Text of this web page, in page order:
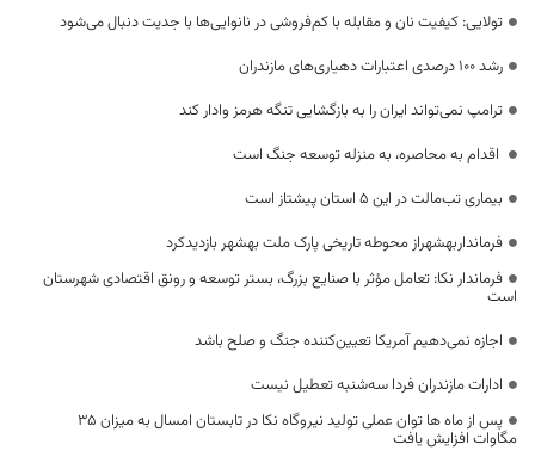
تولایی: کیفیت نان و مقابله با کم‌فروشی در نانوایی‌ها با جدیت دنبال می‌شود
رشد ۱۰۰ درصدی اعتبارات دهیاری‌های مازندران
ترامپ نمی‌تواند ایران را به بازگشایی تنگه هرمز وادار کند
اقدام به محاصره، به منزله توسعه جنگ است
بیماری تب‌مالت در این ۵ استان پیشتاز است
فرمانداربهشهراز محوطه تاریخی پارک ملت بهشهر بازدیدکرد
فرماندار نکا: تعامل مؤثر با صنایع بزرگ، بستر توسعه و رونق اقتصادی شهرستان
است
اجازه نمی‌دهیم آمریکا تعیین‌کننده جنگ و صلح باشد
ادارات مازندران فردا سه‌شنبه تعطیل نیست
پس از ماه ها توان عملی تولید نیروگاه نکا در تابستان امسال به میزان ۳۵
مگاوات افزایش یافت